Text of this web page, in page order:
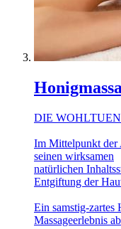
DIE
Im Mittelpunkt der
seinen wirksamen
natürlichen
Entgiftung der
Ein samstig-zartes
Massageerlebnis ab